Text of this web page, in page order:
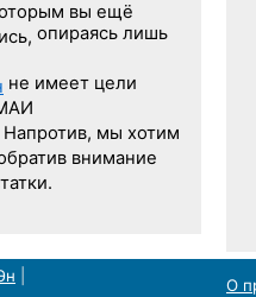
вы ещё
опираясь лишь
не имеет цели
мы хотим
внимание
О